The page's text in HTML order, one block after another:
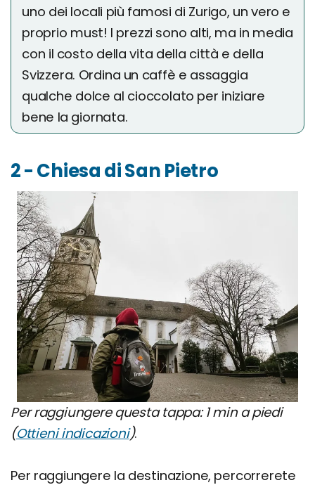
uno dei locali più famosi di Zurigo, un vero e
proprio must! I prezzi sono alti, ma in media
con il costo della vita della città e della
Svizzera. Ordina un caffè e assaggia
qualche dolce al cioccolato per iniziare
bene la giornata.
2 - Chiesa di San Pietro
Per raggiungere questa tappa: 1 min a piedi
(Ottieni indicazioni).
Per raggiungere la destinazione, percorrerete